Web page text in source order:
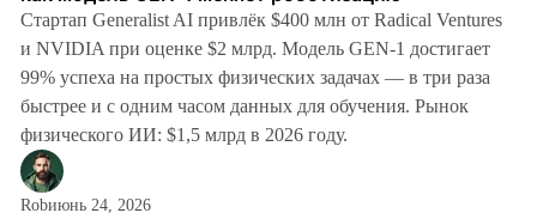
Стартап Generalist AI привлёк $400 млн от Radical Ventures
и NVIDIA при оценке $2 млрд. Модель GEN-1 достигает
99% успеха на простых физических задачах — в три раза
быстрее и с одним часом данных для обучения. Рынок
физического ИИ: $1,5 млрд в 2026 году.
Robиюнь 24, 2026